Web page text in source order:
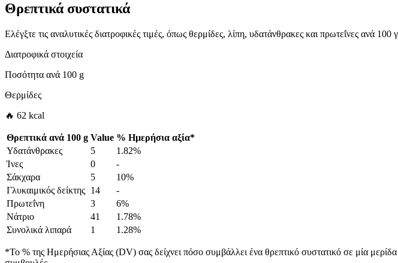
Θρεπτικά συστατικά
Ελέγξτε τις αναλυτικές διατροφικές τιμές, όπως θερμίδες, λίπη, υδατάνθρακες και πρωτεΐνες ανά 100
Διατροφικά στοιχεία
Ποσότητα ανά 100 g
Θερμίδες
🔥 62 kcal
Θρεπτικά ανά 100 g Value % Ημερήσια αξία*
Υδατάνθρακες
5
1.82%
Ίνες
0
-
Σάκχαρα
5
10%
Γλυκαιμικός δείκτης 14
-
Πρωτεΐνη
3
6%
Νάτριο
41
1.78%
Συνολικά λιπαρά
1 1.28%
*Το % της Ημερήσιας Αξίας (DV) σας δείχνει πόσο συμβάλλει ένα θρεπτικό συστατικό σε μία